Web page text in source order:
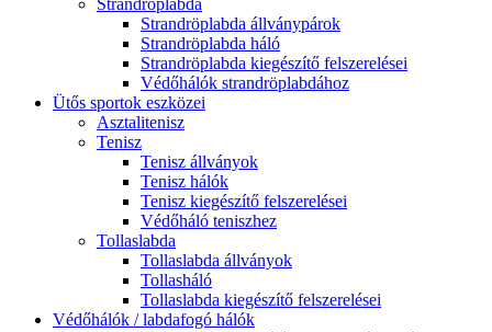
Strandröplabda
Strandröplabda állványpárok
Strandröplabda háló
Strandröplabda kiegészítő felszerelései
Védőhálók strandröplabdához
Ütős sportok eszközei
Asztalitenisz
Tenisz
Tenisz állványok
Tenisz hálók
Tenisz kiegészítő felszerelései
Védőháló teniszhez
Tollaslabda
Tollaslabda állványok
Tollasháló
Tollaslabda kiegészítő felszerelései
Védőhálók / labdafogó hálók